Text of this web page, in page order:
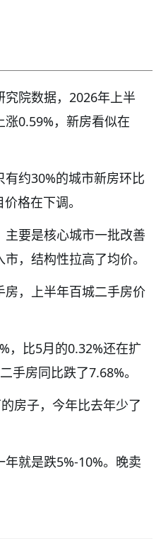
院数据，2026年上半
0.59%，新房看似在
约30%的城市新房环比
格在下调。
要是核心城市一批改善
，结构性拉高了均价。
，上半年百城二手房价
，比5月的0.32%还在扩
手房同比跌了7.68%。
房子，今年比去年少了
就是跌5%-10%。晚卖